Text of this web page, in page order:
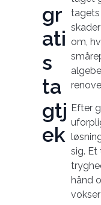
gr
ati
s
ta
gtj
ek
tagets
om,
Efter
sig. Et
hånd